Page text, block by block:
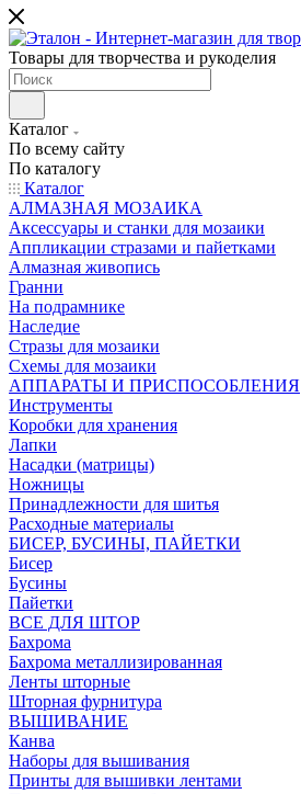
Товары для творчества и рукоделия
Каталог
По всему сайту
По каталогу
Каталог
АЛМАЗНАЯ МОЗАИКА
Аксессуары и станки для мозаики
Аппликации стразами и пайетками
Алмазная живопись
Гранни
На подрамнике
Наследие
Стразы для мозаики
Схемы для мозаики
АППАРАТЫ И ПРИСПОСОБЛЕНИЯ
Инструменты
Коробки для хранения
Лапки
Насадки (матрицы)
Ножницы
Принадлежности для шитья
Расходные материалы
БИСЕР, БУСИНЫ, ПАЙЕТКИ
Бисер
Бусины
Пайетки
ВСЕ ДЛЯ ШТОР
Бахрома
Бахрома металлизированная
Ленты шторные
Шторная фурнитура
ВЫШИВАНИЕ
Канва
Наборы для вышивания
Принты для вышивки лентами